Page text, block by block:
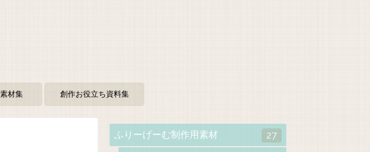
材集 創作お役立ち資料集
ふりーげーむ制作用素材 27